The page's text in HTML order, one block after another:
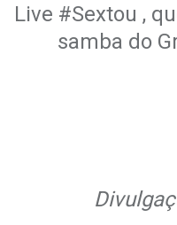
Live #Sextou ,
samba do